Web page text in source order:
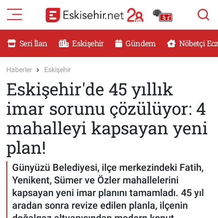
Seri İlan Eskişehir Gündem Nöbetçi
Haberler Eskişehir
Eskişehir'de 45 yıllık
imar sorunu çözülüyor: 4
mahalleyi kapsayan yeni
plan!
Günyüzü Belediyesi, ilçe merkezindeki Fatih,
Yenikent, Sümer ve Özler mahallelerini
kapsayan yeni imar planını tamamladı. 45 yıl
aradan sonra revize edilen planla, ilçenin
RESMİ İLANLAR
DÜNYA
SAĞLIK
MAGAZİN
KADIN
TEKNOLOJİ
YEMEK
Eskişehir Nöbetçi Eczaneler
Eskişehir Namaz Vakitleri
Eskişehir Trafik Yoğunluk Haritası
Süper Lig Puan Durumu ve Fikstür
Tüm Manşetler
Son Dakika Haberleri
Haber Arşivi